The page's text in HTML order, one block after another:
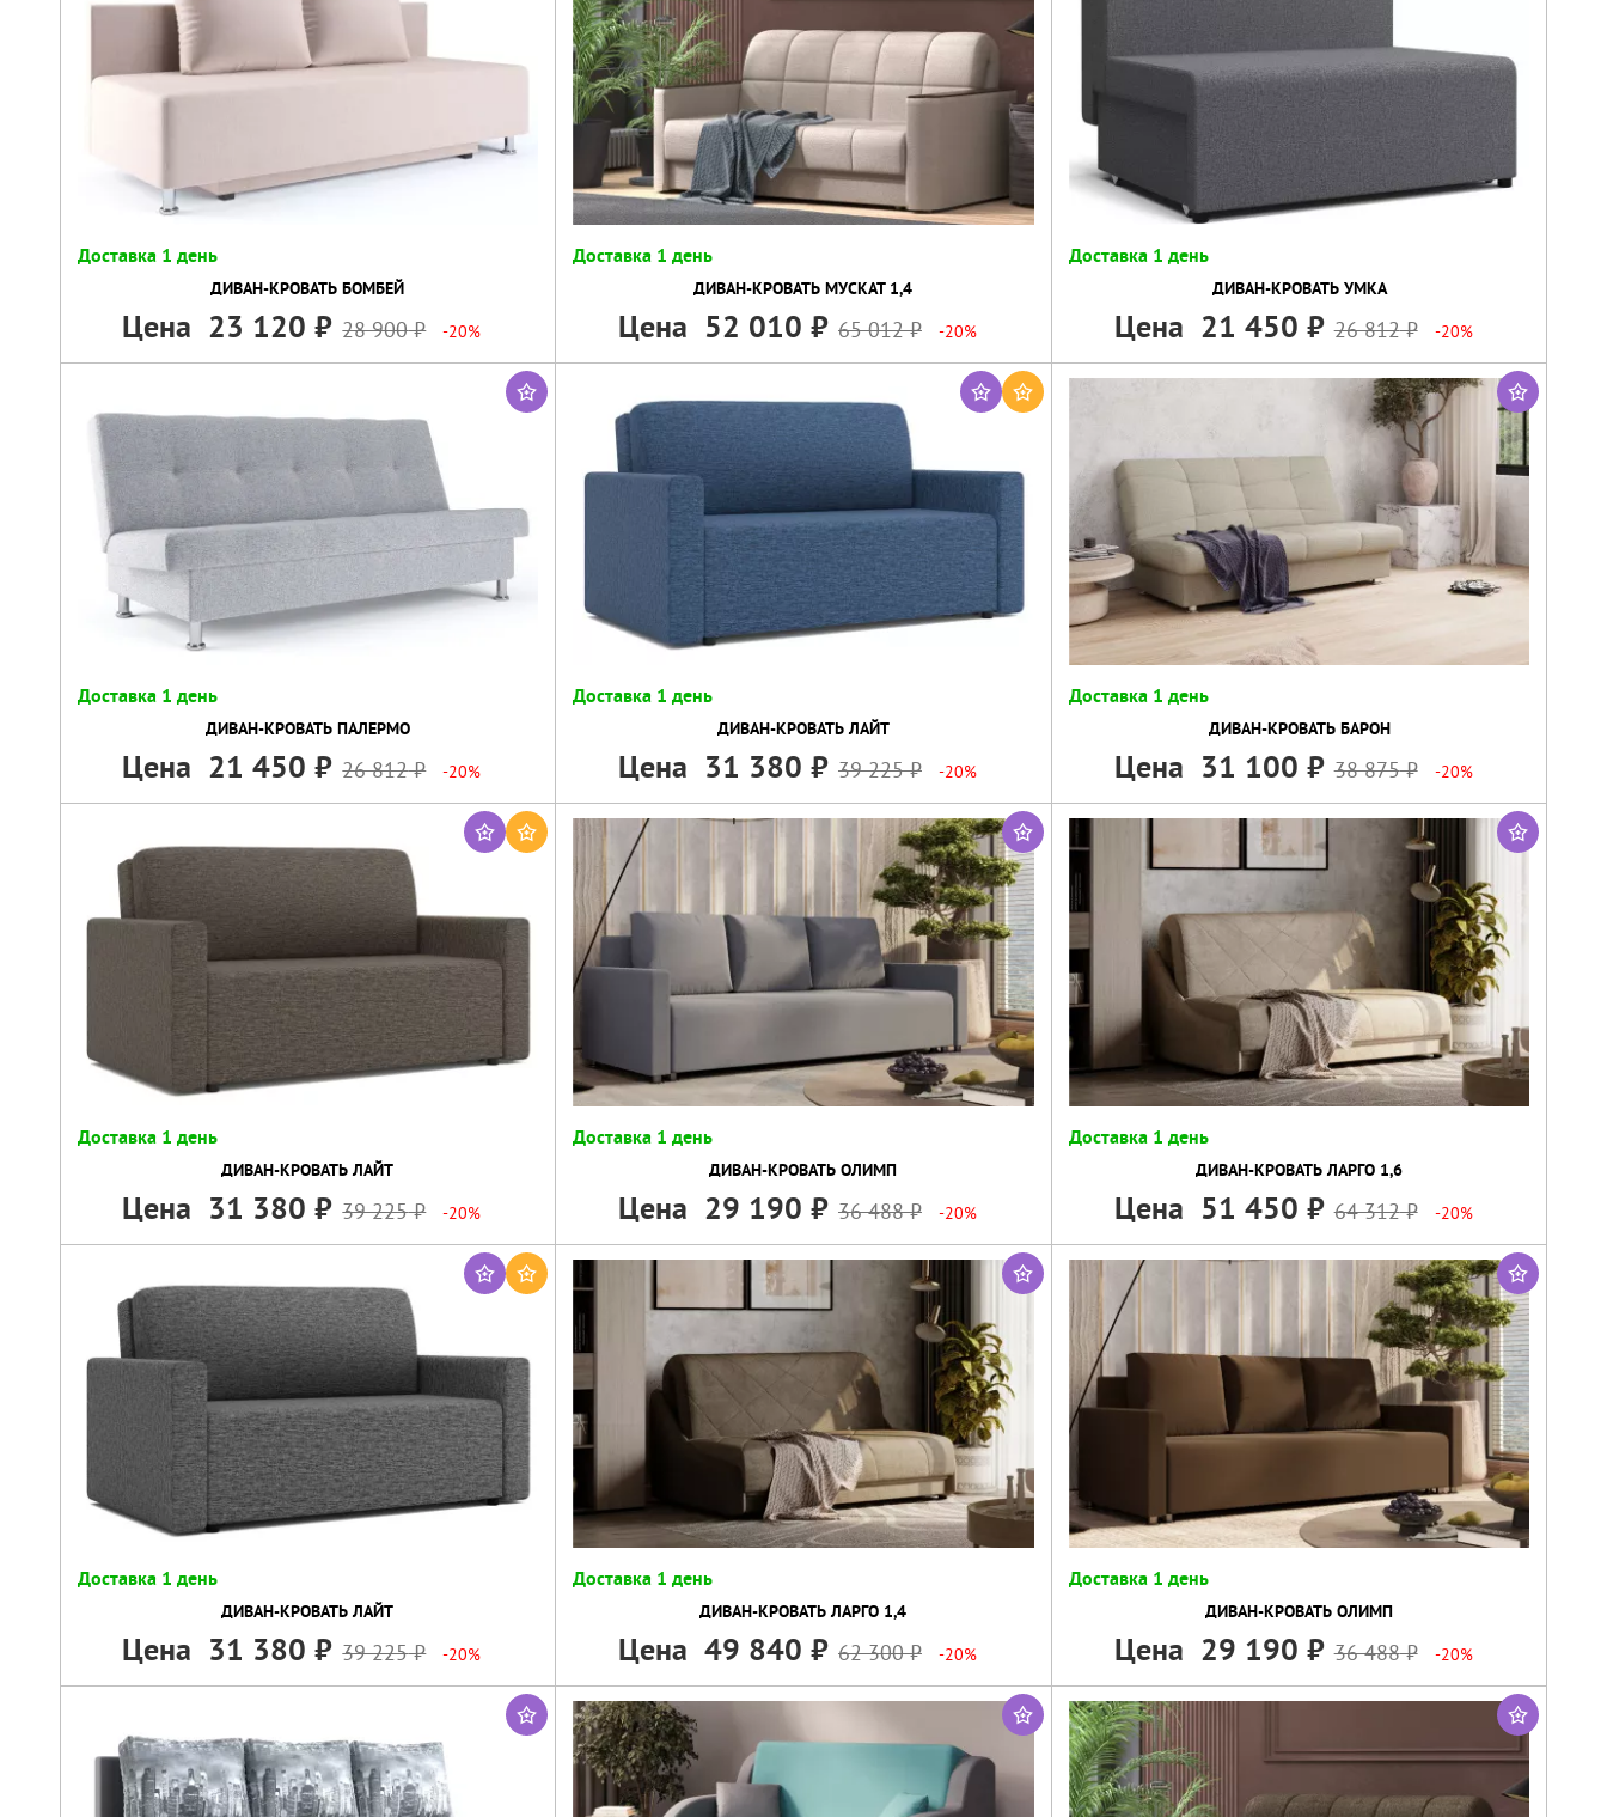
Доставка 1 день
ДИВАН-КРОВАТЬ БОМБЕЙ
Цена 23 120 28 900 -20%
Доставка 1 день
ДИВАН-КРОВАТЬ МУСКАТ 1,4
Цена 52 010 65 012 -20%
Доставка 1 день
ДИВАН-КРОВАТЬ УМКА
Цена 21 450 26 812 -20%
Доставка 1 день
ДИВАН-КРОВАТЬ ПАЛЕРМО
Цена 21 450 26 812 -20%
Доставка 1 день
ДИВАН-КРОВАТЬ ЛАЙТ
Цена 31 380 39 225 -20%
Доставка 1 день
ДИВАН-КРОВАТЬ БАРОН
Цена 31 100 38 875 -20%
Доставка 1 день
ДИВАН-КРОВАТЬ ЛАЙТ
Цена 31 380 39 225 -20%
Доставка 1 день
ДИВАН-КРОВАТЬ ОЛИМП
Цена 29 190 36 488 -20%
Доставка 1 день
ДИВАН-КРОВАТЬ ЛАРГО 1,6
Цена 51 450 64 312 -20%
Доставка 1 день
ДИВАН-КРОВАТЬ ЛАЙТ
Цена 31 380 39 225 -20%
Доставка 1 день
ДИВАН-КРОВАТЬ ЛАРГО 1,4
Цена 49 840 62 300 -20%
Доставка 1 день
ДИВАН-КРОВАТЬ ОЛИМП
Цена 29 190 36 488 -20%